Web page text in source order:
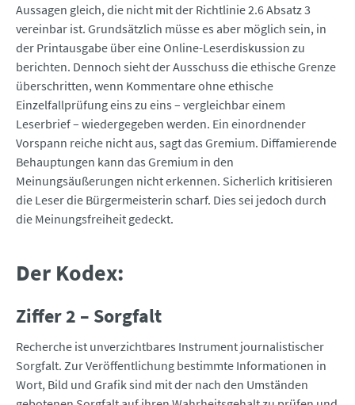
Aussagen gleich, die nicht mit der Richtlinie 2.6 Absatz 3
vereinbar ist. Grundsätzlich müsse es aber möglich sein, in
der Printausgabe über eine Online-Leserdiskussion zu
berichten. Dennoch sieht der Ausschuss die ethische Grenze
überschritten, wenn Kommentare ohne ethische
Einzelfallprüfung eins zu eins – vergleichbar einem
Leserbrief – wiedergegeben werden. Ein einordnender
Vorspann reiche nicht aus, sagt das Gremium. Diffamierende
Behauptungen kann das Gremium in den
Meinungsäußerungen nicht erkennen. Sicherlich kritisieren
die Leser die Bürgermeisterin scharf. Dies sei jedoch durch
die Meinungsfreiheit gedeckt.
Der Kodex:
Ziffer 2 – Sorgfalt
Recherche ist unverzichtbares Instrument journalistischer
Sorgfalt. Zur Veröffentlichung bestimmte Informationen in
Wort, Bild und Grafik sind mit der nach den Umständen